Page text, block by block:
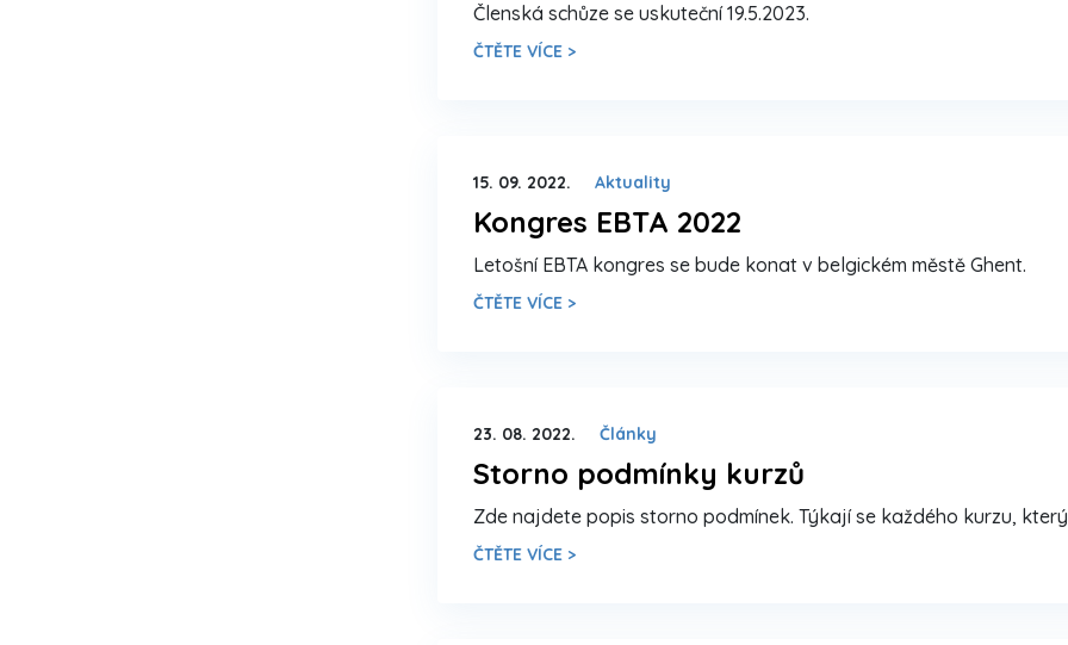
Členská schůze se uskuteční 19.5.2023.
ČTĚTE VÍCE >
15. 09. 2022. Aktuality
Kongres EBTA 2022
Letošní EBTA kongres se bude konat v belgickém městě Ghent.
ČTĚTE VÍCE >
23. 08. 2022. Články
Storno podmínky kurzů
Zde najdete popis storno podmínek. Týkají se každého kurzu,
ČTĚTE VÍCE >